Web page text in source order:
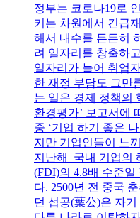
정부는 코로나19로
키는 차원에서 긴급
해서 내수를 튼튼히
려 일자리를 창출하
일자리가 늘어 취업
한 재정 부담도 그만
는 일은 경제 정책의
환경평가’ 보고서에
중 ‘기업 하기 좋은
지만 기업인들이 느
지난해 국내 기업의
(FDI)의 4.8배 수준
다. 2500년 전 중국
던 섭공(葉公)은 자